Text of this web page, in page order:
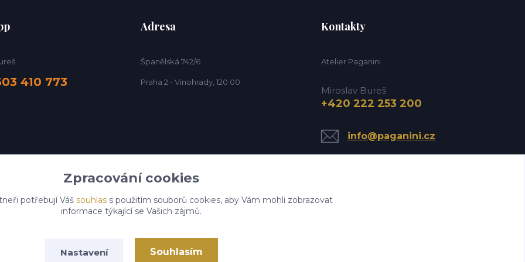
410 773
Adresa
Španělská 742/6
Praha 2 - Vinohrady, 120 00
Kontakty
Atelier Paganini
Miroslav Bureš
+420 222 253 200
info@paganini.cz
Zpracování cookies
potřebují Váš souhlass použitím souborů cookies, aby Vám mohli zobrazovat
informace týkající se Vašich zájmů.
Nastavení Souhlasím